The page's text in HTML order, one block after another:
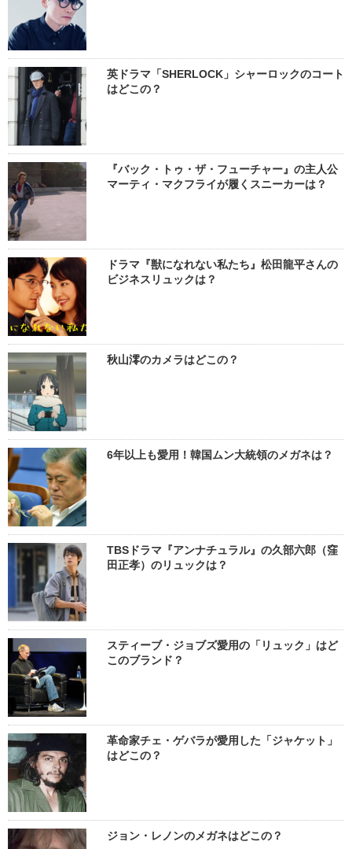
英ドラマ「SHERLOCK」シャーロックのコート
はどこの？
『バック・トゥ・ザ・フューチャー』の主人公
マーティ・マクフライが履くスニーカーは？
ドラマ『獣になれない私たち』松田龍平さんの
ビジネスリュックは？
秋山澪のカメラはどこの？
6年以上も愛用！韓国ムン大統領のメガネは？
TBSドラマ『アンナチュラル』の久部六郎（窪
田正孝）のリュックは？
スティーブ・ジョブズ愛用の「リュック」はど
このブランド？
革命家チェ・ゲバラが愛用した「ジャケット」
はどこの？
ジョン・レノンのメガネはどこの？